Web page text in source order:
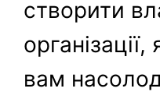
створити
вам